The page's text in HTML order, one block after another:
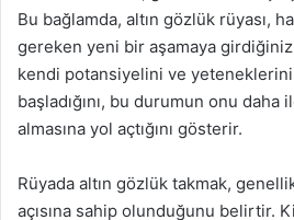
Bu bağlamda, altın gözlük rüyası,
gereken yeni bir aşamaya
kendi potansiyelini ve
başladığını, bu durumun onu daha
almasına yol açtığını gösterir.
Rüyada altın gözlük takmak,
açısına sahip olunduğunu belirtir.